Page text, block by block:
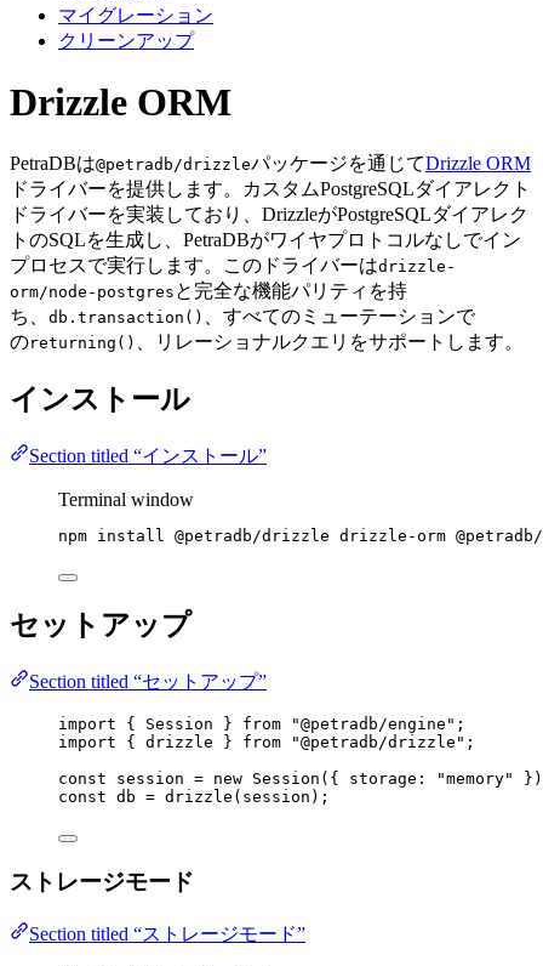
マイグレーション
クリーンアップ
Drizzle ORM
PetraDBは@petradb/drizzleパッケージを通じてDrizzle ORM
ドライバーを提供します。カスタムPostgreSQLダイアレクト
ドライバーを実装しており、DrizzleがPostgreSQLダイアレク
トのSQLを生成し、PetraDBがワイヤプロトコルなしでイン
プロセスで実行します。このドライバーはdrizzle-
orm/node-postgres と完全な機能パリティを持
ち、 db.transaction()
、すべてのミューテーションで
のreturning() 、リレーショナルクエリをサポートします。
インストール
Section titled “インストール”
Terminal window
npm install @petradb/drizzle drizzle-orm
セットアップ
Section titled “セットアップ”
import { Session } from "@petradb/engine " ;
import { drizzle } from "@petradb/drizzle " ;
const session = new Session ( { storage: "memory" }
const db = drizzle (session);
ストレージモード
Section titled “ストレージモード”